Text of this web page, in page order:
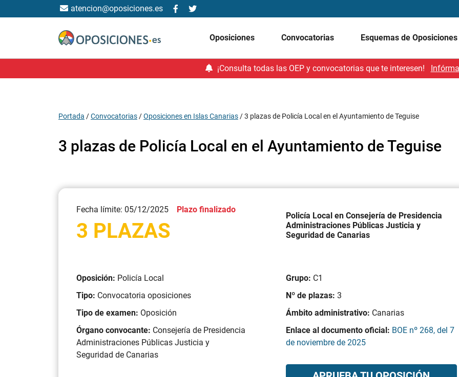
atencion@oposiciones.es
Oposiciones Convocatorias Esquemas de Oposiciones
¡Consulta todas las OEP y convocatorias que te interesen!
Portada /Convocatorias /Oposiciones en Islas Canarias /3 plazas de Policía Local en el Ayuntamiento de Teguise
3 plazas de Policía Local en el Ayuntamiento de Teguise
Fecha límite: 05/12/2025 Plazo finalizado
3 PLAZAS
Policía Local en Consejería de Presidencia
Administraciones Públicas Justicia y
Seguridad de Canarias
Oposición: Policía Local
Tipo: Convocatoria oposiciones
Tipo de examen: Oposición
Órgano convocante: Consejería de Presidencia
Administraciones Públicas Justicia y
Seguridad de Canarias
Grupo: C1
Nº de plazas: 3
Ámbito administrativo: Canarias
Enlace al documento oficial: BOE nº 268, del 7
de noviembre de 2025